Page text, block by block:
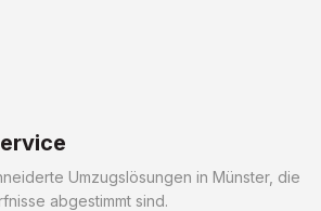
Umzugslösungen in Münster, die
abgestimmt sind.